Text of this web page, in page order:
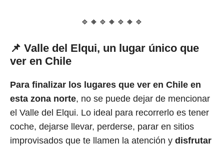
🔹🔸🔹🔸🔹🔸🔹
📌 Valle del Elqui, un lugar único que
ver en Chile
Para finalizar los lugares que ver en Chile en
esta zona norte, no se puede dejar de mencionar
el Valle del Elqui. Lo ideal para recorrerlo es tener
coche, dejarse llevar, perderse, parar en sitios
improvisados que te llamen la atención y disfrutar